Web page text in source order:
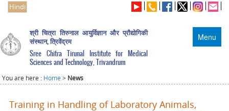
Hindi
Menu
श्री चित्रा तिरुनाल आयुर्विज्ञान और प्रौद्योगिकी
संस्थान, त्रिवेंद्रम
Sree Chitra Tirunal Institute for Medical
Sciences and Technology, Trivandrum
You are here : Home > News
Training in Handling of Laboratory Animals,